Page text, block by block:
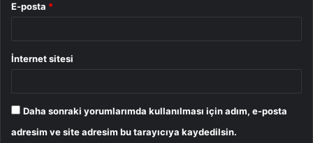
E-posta *
İnternet sitesi
Daha sonraki yorumlarımda kullanılması için adım, e-posta
adresim ve site adresim bu tarayıcıya kaydedilsin.